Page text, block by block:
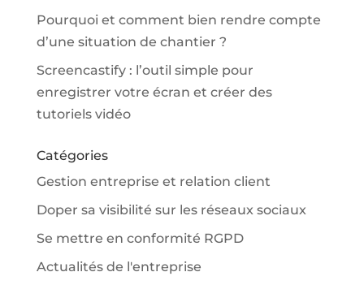
Pourquoi et comment bien rendre compte
d’une situation de chantier ?
Screencastify : l’outil simple pour
enregistrer votre écran et créer des
tutoriels vidéo
Catégories
Gestion entreprise et relation client
Doper sa visibilité sur les réseaux sociaux
Se mettre en conformité RGPD
Actualités de l'entreprise